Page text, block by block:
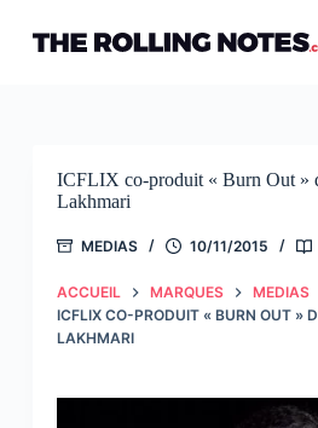
contenu
ICFLIX co-produit « Burn Out »
Lakhmari
MEDIAS 10/11/2015
ACCUEIL MARQUES
MEDIAS
ICFLIX CO-PRODUIT « BURN OUT »
LAKHMARI